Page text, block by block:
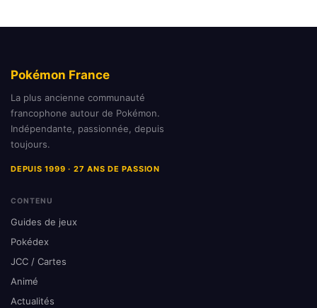
Pokémon France
La plus ancienne communauté
francophone autour de Pokémon.
Indépendante, passionnée, depuis
toujours.
DEPUIS 1999 · 27 ANS DE PASSION
CONTENU
Guides de jeux
Pokédex
JCC / Cartes
Animé
Actualités